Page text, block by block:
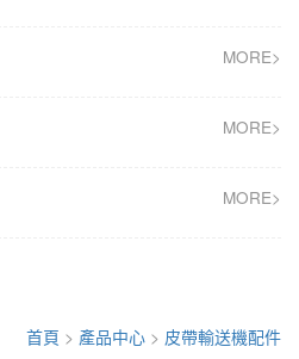
MORE>
MORE>
MORE>
首頁 > 產品中心 > 皮帶輸送機配件